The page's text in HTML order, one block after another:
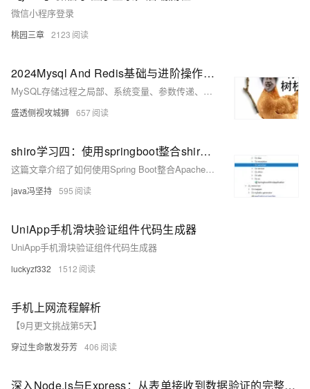
微信小程序登录
桃园三章 2123
2024Mysql And Redis基础与进阶操作系列（9）作者——LJS[含MySQL存储过程之局部、系统变量、参数传递、流程控制-判断/case具体详步骤；注意点及常见报错问题所对应的解决方法]
MySQL存储过程之局部、系统变量、参数传递、流程控制-判断/case具体详步骤；注意点及常见报错问题所对应的解决方法
盛透侧视攻城狮 657
shiro学习四：使用springboot整合shiro，正常的企业级后端开发shiro认证鉴权流程。使用redis做token的过滤。md5做密码的加密。
这篇文章介绍了如何使用Spring Boot整合Apache Shiro框架进行后端开发，包括认证和授权流程，并使用Redis存储Token以及MD5加密用户密码。
java冯坚持 595
UniApp手机滑块验证组件代码生成器
UniApp手机滑块验证组件代码生成器
luckyzf332 1512
手机上网流程解析
【9月更文挑战第5天】
穿过生命散发芬芳 406
深入Node.js与Express：从表单接收到数据验证的完整指南——实战技巧揭秘后端开发中的表单处理流程